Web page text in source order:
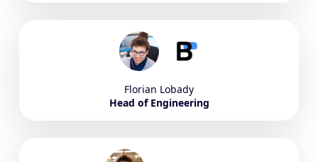
Florian Lobady
Head of Engineering